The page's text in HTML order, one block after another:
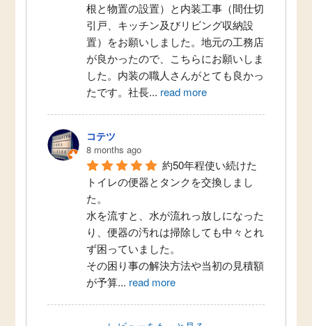
根と物置の設置）と内装工事（間仕切
引戸、キッチン及びリビング収納設
置）をお願いしました。地元の工務店
が良かったので、こちらにお願いしま
した。内装の職人さんがとても良かっ
たです。社長... read more
コテツ
8 months ago
約50年程使い続けた
トイレの便器とタンクを交換しまし
た。
水を流すと、水が流れっ放しになった
り、便器の汚れは掃除しても中々とれ
ず困っていました。
その困り事の解決方法や当初の見積額
が予算... read more